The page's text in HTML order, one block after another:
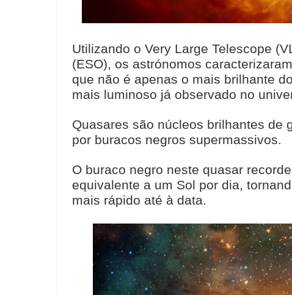
Utilizando o Very Large Telescope
(ESO), os astrónomos
que não é apenas o mais brilhante
mais luminoso já observado no
Quasares são núcleos brilhantes de
por buracos negros supermassivos.
O buraco negro neste quasar
equivalente a um Sol por dia,
mais rápido até à data.